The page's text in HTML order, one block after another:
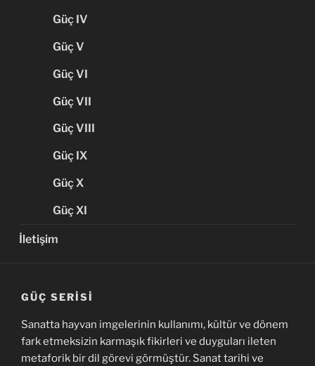
Güç IV
Güç V
Güç VI
Güç VII
Güç VIII
Güç IX
Güç X
Güç XI
İletişim
GÜÇ SERISI
Sanatta hayvan imgelerinin kullanımı, kültür ve dönem
fark etmeksizin karmaşık fikirleri ve duyguları ileten
metaforik bir dil görevi görmüştür. Sanat tarihi ve